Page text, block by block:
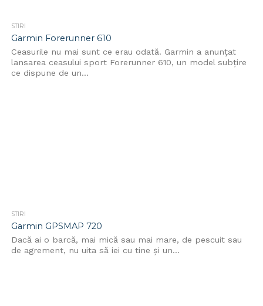
STIRI
Garmin Forerunner 610
Ceasurile nu mai sunt ce erau odată. Garmin a anunțat
lansarea ceasului sport Forerunner 610, un model subțire
ce dispune de un...
STIRI
Garmin GPSMAP 720
Dacă ai o barcă, mai mică sau mai mare, de pescuit sau
de agrement, nu uita să iei cu tine și un...